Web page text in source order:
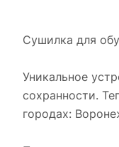
Сушилка для
Уникальное
сохранности.
городах: